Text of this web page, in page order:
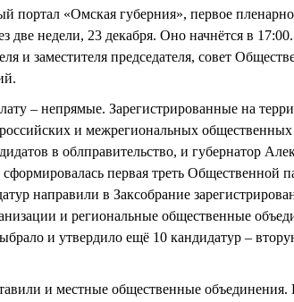
портал «Омская губерния», первое
две недели, 23 декабря. Оно начнётся в
и заместителя председателя, совет
– непрямые. Зарегистрированные на
и межрегиональных
в облправительство, и губернатор
первая треть Общественной
направили в Заксобрание
и региональные общественные
и утвердило ещё 10 кандидатур –
и местные общественные объединения.